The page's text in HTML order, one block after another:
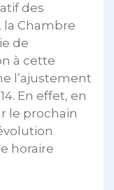
des
la Chambre
de
à cette
l’ajustement
En effet, en
le prochain
horaire